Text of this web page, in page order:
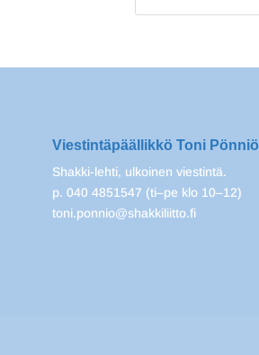
Viestintäpäällikkö Toni Pönniö
Shakki-lehti, ulkoinen viestintä.
p. 040 4851547 (ti–pe klo 10–12)
toni.ponnio@shakkiliitto.fi